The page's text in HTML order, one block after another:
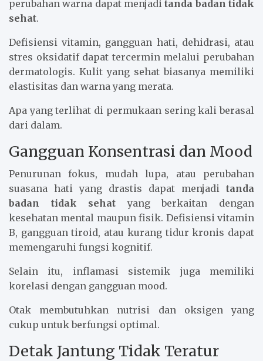
perubahan warna dapat menjaditanda badan tidak
sehat.
Defisiensi vitamin, gangguan hati, dehidrasi, atau
stres oksidatif dapat tercermin melalui perubahan
dermatologis. Kulit yang sehat biasanya memiliki
elastisitas dan warna yang merata.
Apa yang terlihat di permukaan sering kali berasal
dari dalam.
Gangguan Konsentrasi dan Mood
Penurunan fokus, mudah lupa, atau perubahan
suasana hati yang drastis dapat menjadi tanda
badan tidak sehat yang berkaitan dengan
kesehatan mental maupun fisik. Defisiensi vitamin
B, gangguan tiroid, atau kurang tidur kronis dapat
memengaruhi fungsi kognitif.
Selain itu, inflamasi sistemik juga memiliki
korelasi dengan gangguan mood.
Otak membutuhkan nutrisi dan oksigen yang
cukup untuk berfungsi optimal.
Detak Jantung Tidak Teratur